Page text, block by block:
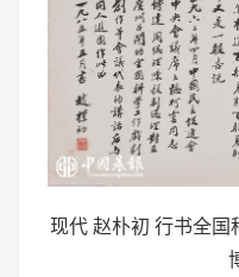
现代 赵朴初 行书全国